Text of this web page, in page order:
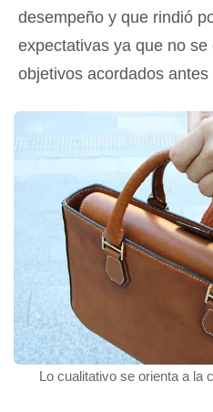
desempeño y que rindió
expectativas ya que no
objetivos acordados
Lo cualitativo se orienta a la